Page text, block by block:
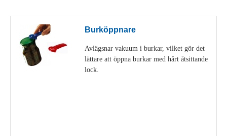
Burköppnare
Avlägsnar vakuum i burkar, vilket gör det
lättare att öppna burkar med hårt åtsittande
lock.